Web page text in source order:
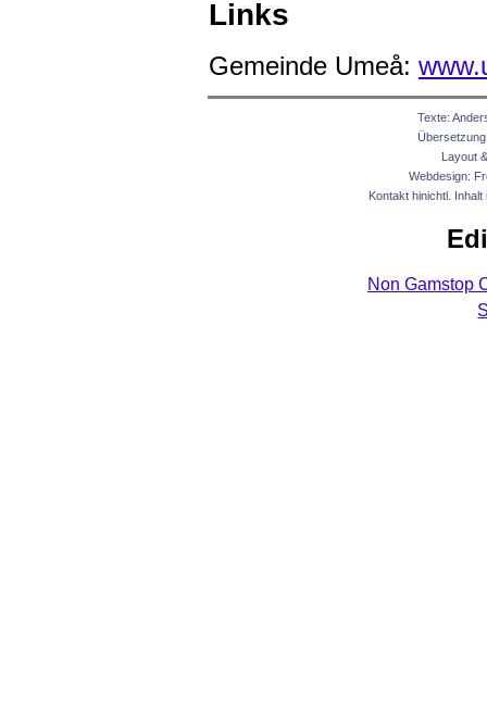
Links
Gemeinde Umeå:
Texte:
Layout
Webdesign:
Kontakt hinichtl.
Non Gamstop